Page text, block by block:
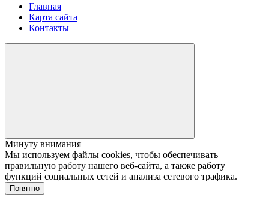
Главная
Карта сайта
Контакты
Минуту внимания
Мы используем файлы cookies, чтобы обеспечивать
правильную работу нашего веб-сайта, а также работу
функций социальных сетей и анализа сетевого трафика.
Понятно